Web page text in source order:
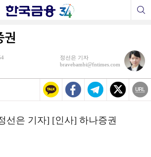
권
정선은 기자
bravebambi@fntimes.com
선은 기자] [인사] 하나증권